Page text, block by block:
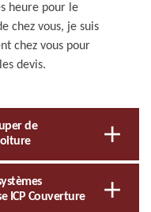
heure pour le
chez vous, je suis
chez vous pour
devis.
de
ICP Couverture